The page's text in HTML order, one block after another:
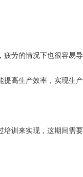
的情况下也很容易
高生产效率，实现生产
来实现，这期间需